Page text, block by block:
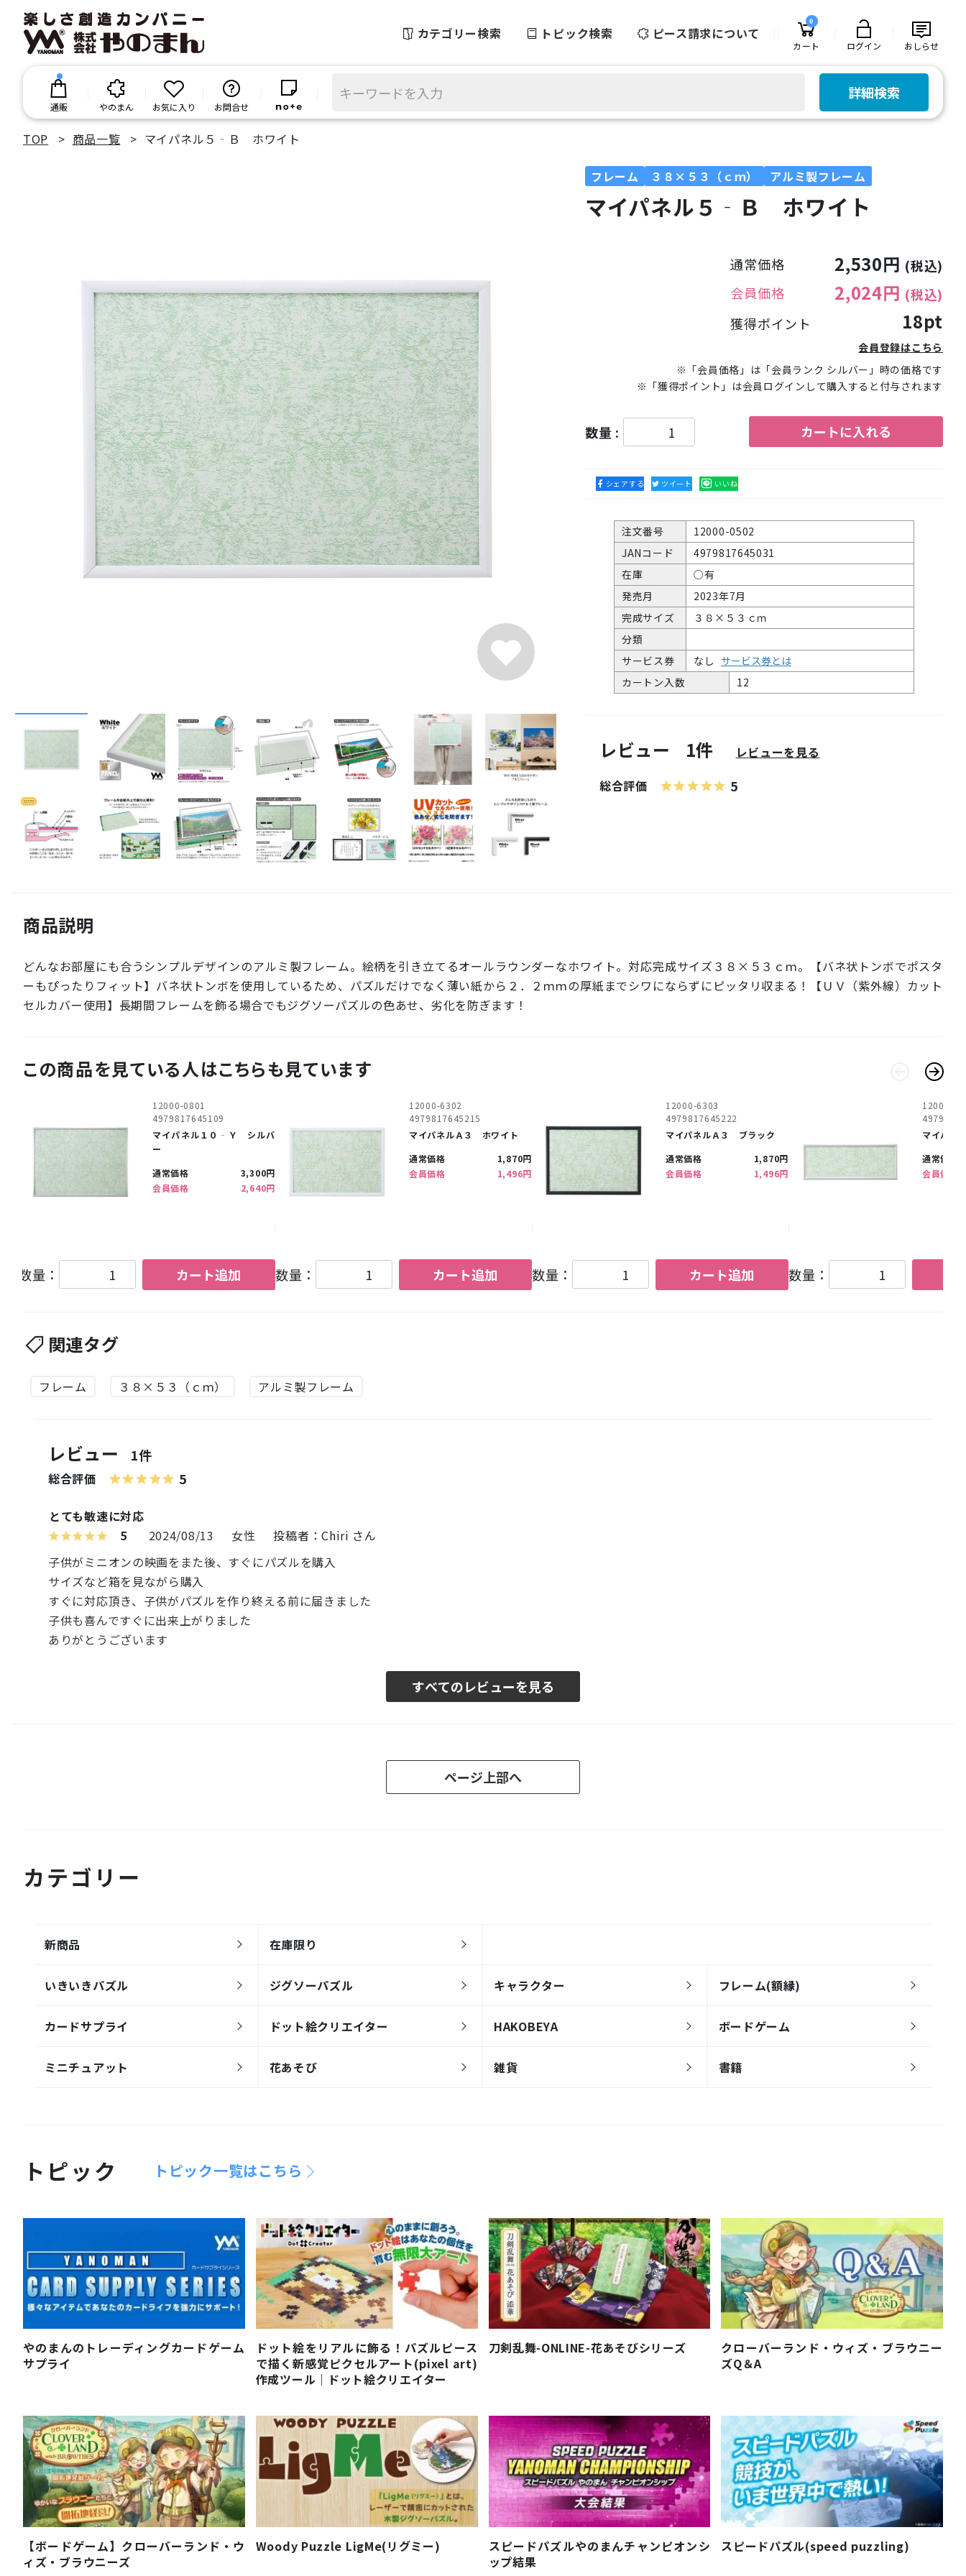
カテゴリー検索 トピック検索 ピース請求について
0
カート ログイン おしらせ
通販 やのまん お気に入り お問合せ
詳細検索
TOP 商品一覧 マイパネル５‐Ｂ ホワイト
フレーム ３８×５３（ｃｍ） アルミ製フレーム
マイパネル５‐Ｂ ホワイト
通常価格 2,530円 (税込)
会員価格
2,024円 (税込)
獲得ポイント
18pt
会員登録はこちら
※「会員価格」は「会員ランク シルバー」時の価格です
※「獲得ポイント」は会員ログインして購入すると付与されます
数量 : カートに入れる
シェアする ツイート いいね
注文番号
12000-0502
JANコード
4979817645031
在庫
○有
発売月
2023年7月
完成サイズ
３８×５３ｃｍ
分類
サービス券
なし サービス券とは
カートン入数
12
レビュー 1件
レビューを見る
総合評価
5
商品説明
どんなお部屋にも合うシンプルデザインのアルミ製フレーム。絵柄を引き立てるオールラウンダーなホワイト。対応完成サイズ３８×５３ｃｍ。【バネ状トンボでポスタ
ーもぴったりフィット】バネ状トンボを使用しているため、パズルだけでなく薄い紙から２．２ｍｍの厚紙までシワにならずにピッタリ収まる！【ＵＶ（紫外線）カット
セルカバー使用】長期間フレームを飾る場合でもジグソーパズルの色あせ、劣化を防ぎます！
この商品を見ている人はこちらも見ています
12000-0801
4979817645109
マイパネル１０‐Ｙ シルバ
ー
通常価格
3,300円
会員価格
2,640円
数量： カート追加
12000-6302
4979817645215
マイパネルＡ３ ホワイト
通常価格
1,870円
会員価格
1,496円
数量： カート追加
12000-6303
4979817645222
マイパネルＡ３ ブラック
通常価格
1,870円
会員価格
1,496円
数量： カート追加
12006-
マイパネ
通常価格
会員価格
数量：
関連タグ
フレーム ３８×５３（ｃｍ） アルミ製フレーム
レビュー 1件
総合評価 5
とても敏速に対応
5
2024/08/13 女性
投稿者：Chiri さん
子供がミニオンの映画をまた後、すぐにパズルを購入
サイズなど箱を見ながら購入
すぐに対応頂き、子供がパズルを作り終える前に届きました
子供も喜んですぐに出来上がりました
ありがとうございます
すべてのレビューを見る
ページ上部へ
カテゴリー
新商品 在庫限り
いきいきパズル ジグソーパズル キャラクター フレーム(額縁)
カードサプライ ドット絵クリエイター HAKOBEYA ボードゲーム
ミニチュアット 花あそび 雑貨 書籍
トピック トピック一覧はこちら
やのまんのトレーディングカードゲーム
サプライ
ドット絵をリアルに飾る！パズルピース
で描く新感覚ピクセルアート(pixel art)
作成ツール｜ドット絵クリエイター
刀剣乱舞-ONLINE-花あそびシリーズ
クローバーランド・ウィズ・ブラウニー
ズQ＆A
【ボードゲーム】クローバーランド・ウ
ィズ・ブラウニーズ
Woody Puzzle LigMe(リグミー)
スピードパズルやのまんチャンピオンシ
ップ結果
スピードパズル(speed puzzling)